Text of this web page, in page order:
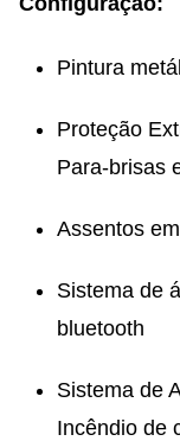
Pintura
Proteção
Para-brisas
Assentos
Sistema de
bluetooth
Sistema de
Incêndio de